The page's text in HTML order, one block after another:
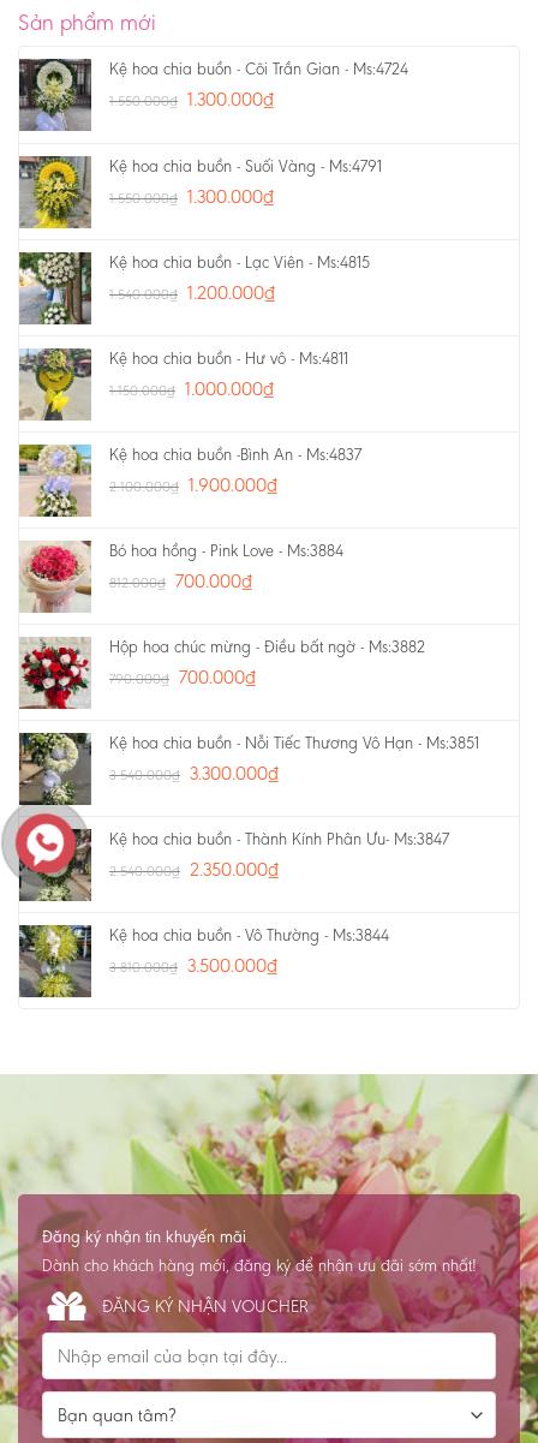
Sản phẩm mới
Kệ hoa chia buồn - Cõi Trần Gian - Ms:4724
1.550.000₫ 1.300.000₫
Kệ hoa chia buồn - Suối Vàng - Ms:4791
1.550.000₫ 1.300.000₫
Kệ hoa chia buồn - Lạc Viên - Ms:4815
1.540.000₫ 1.200.000₫
Kệ hoa chia buồn - Hư vô - Ms:4811
1.150.000₫ 1.000.000₫
Kệ hoa chia buồn -Bình An - Ms:4837
2.100.000₫ 1.900.000₫
Bó hoa hồng - Pink Love - Ms:3884
812.000₫ 700.000₫
Hộp hoa chúc mừng - Điều bất ngờ - Ms:3882
790.000₫ 700.000₫
Kệ hoa chia buồn - Nỗi Tiếc Thương Vô Hạn - Ms:3851
3.540.000₫ 3.300.000₫
Kệ hoa chia buồn - Thành Kính Phân Ưu- Ms:3847
2.540.000₫ 2.350.000₫
Kệ hoa chia buồn - Vô Thường - Ms:3844
3.810.000₫ 3.500.000₫
Đăng ký nhận tin khuyến mãi
Dành cho khách hàng mới, đăng ký để nhận ưu đãi sớm nhất!
ĐĂNG KÝ NHẬN VOUCHER